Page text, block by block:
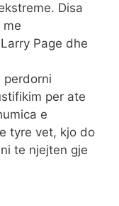
Disa
me
Page dhe
perdorni
per ate
e
tyre vet, kjo do
te njejten gje